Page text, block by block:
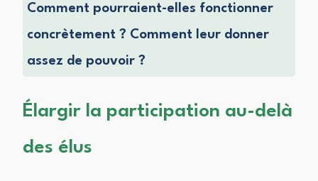
Comment pourraient-elles fonctionner
concrètement ? Comment leur donner
assez de pouvoir ?
Élargir la participation au-delà
des élus